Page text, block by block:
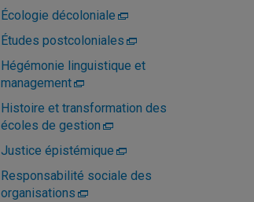
Écologie décoloniale
Études postcoloniales
Hégémonie linguistique et
management
Histoire et transformation des
écoles de gestion
Justice épistémique
Responsabilité sociale des
organisations